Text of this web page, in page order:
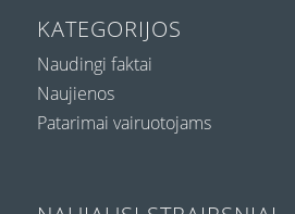
KATEGORIJOS
Naudingi faktai
Naujienos
Patarimai vairuotojams